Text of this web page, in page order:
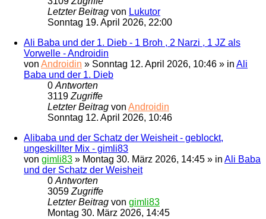
Letzter Beitrag von Lukutor
Sonntag 19. April 2026, 22:00
Ali Baba und der 1. Dieb - 1 Broh , 2 Narzi , 1 JZ als
Vorwelle - Androidin
von Androidin » Sonntag 12. April 2026, 10:46 » in Ali
Baba und der 1. Dieb
0Antworten
3119Zugriffe
Letzter Beitrag von Androidin
Sonntag 12. April 2026, 10:46
Alibaba und der Schatz der Weisheit - geblockt,
ungeskillter Mix - gimli83
von gimli83 » Montag 30. März 2026, 14:45 » in Ali Baba
und der Schatz der Weisheit
0Antworten
3059Zugriffe
Letzter Beitrag von gimli83
Montag 30. März 2026, 14:45